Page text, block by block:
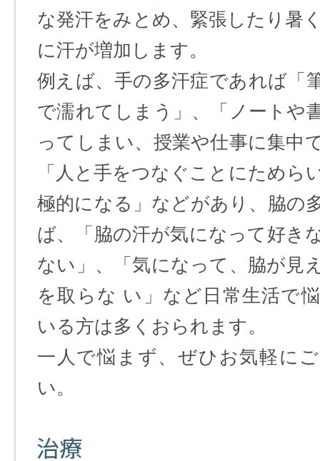
な発汗をみとめ、緊張したり暑
に汗が増加します。
例えば、手の多汗症であれば「
で濡れてしまう」、「ノートや
ってしまい、授業や仕事に集中
「人と手をつなぐことにためら
極的になる」などがあり、脇の
ば、「脇の汗が気になって好き
ない」、「気になって、脇が見
を取らな い」など日常生活で
いる方は多くおられます。
一人で悩まず、ぜひお気軽に
い。